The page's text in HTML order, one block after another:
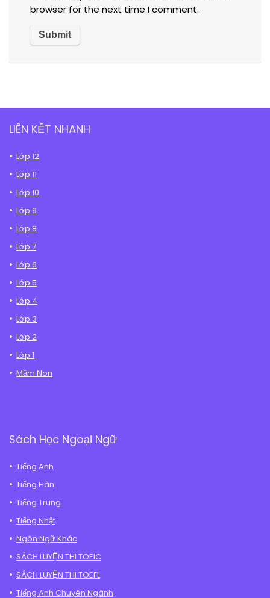
browser for the next time I comment.
LIÊN KẾT NHANH
Lớp 12
Lớp 11
Lớp 10
Lớp 9
Lớp 8
Lớp 7
Lớp 6
Lớp 5
Lớp 4
Lớp 3
Lớp 2
Lớp 1
Mầm Non
Sách Học Ngoại Ngữ
Tiếng Anh
Tiếng Hàn
Tiếng Trung
Tiếng Nhật
Ngôn Ngữ Khác
SÁCH LUYỆN THI TOEIC
SÁCH LUYỆN THI TOEFL
Tiếng Anh Chuyên Ngành